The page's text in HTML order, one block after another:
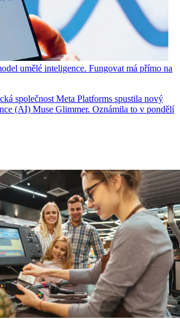
umělé inteligence. Fungovat má přímo na
společnost Meta Platforms spustila nový
(AI) Muse Glimmer. Oznámila to v pondělí